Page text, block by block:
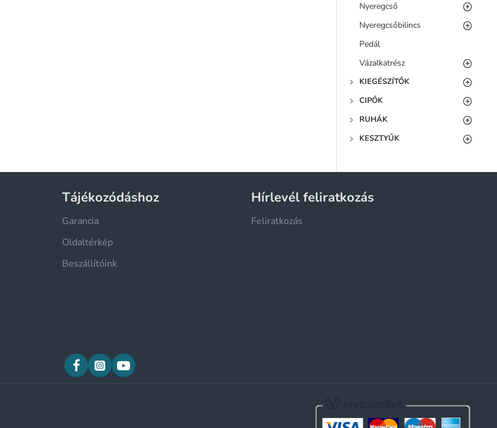
Nyeregcső
Nyeregcsőbilincs
Pedál
Vázalkatrész
KIEGÉSZÍTŐK
CIPŐK
RUHÁK
KESZTYŰK
Tájékozódáshoz
Garancia
Oldaltérkép
Beszállítóink
Hírlevél feliratkozás
Feliratkozás